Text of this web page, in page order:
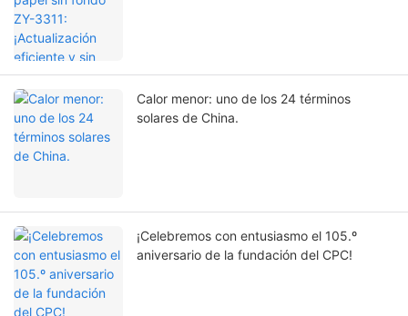
Calor menor: uno de los 24 términos
solares de China.
¡Celebremos con entusiasmo el 105.º
aniversario de la fundación del CPC!